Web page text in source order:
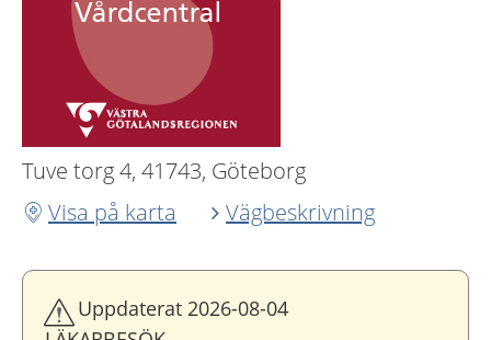
Tuve torg 4, 41743, Göteborg
Visa på karta
Vägbeskrivning
Uppdaterat 2026-08-04